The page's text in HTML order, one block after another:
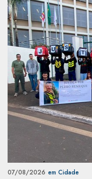
07/08/2026 em Cidade